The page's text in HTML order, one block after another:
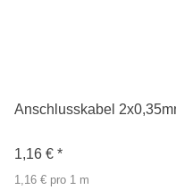
Anschlusskabel
1,16 € *
1,16 € pro 1 m